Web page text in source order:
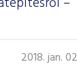
2018. jan.